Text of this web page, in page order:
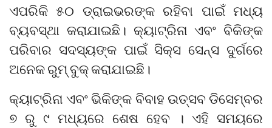
ଏପରିକି ୫୦ ଡ୍ରାଇଭରଙ୍କ ରହିବା ପାଇଁ ମଧ୍ୟ
ବ୍ୟବସ୍ଥା କରାଯାଇଛି। କ୍ୟାଟ୍ରିନା ଏବଂ ବିକିଙ୍କ
ପରିବାର ସଦସ୍ୟଙ୍କ ପାଇଁ ସିକ୍ସ ସେନ୍ସ ଦୁର୍ଗରେ
ଅନେକ ରୁମ୍‌ ବୁକ୍ କରାଯାଇଛି।
କ୍ୟାଟ୍ରିନା ଏବଂ ଭିକିଙ୍କ ବିବାହ ଉତ୍ସବ ଡିସେମ୍ବର
୭ ରୁ ୯ ମଧ୍ୟରେ ଶେଷ ହେବ । ଏହି ସମୟରେ